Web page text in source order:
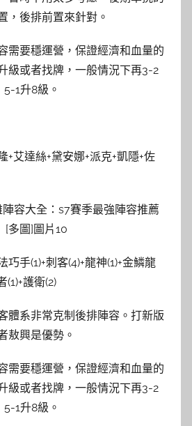
，後排前置來針對。
需要穩運營，保證經濟和血量的
級或者找牌，一般情況下再3-2
1升8級。
+艾達絲+黛安娜+派克+凱隱+佐
巧手(1)+刺客(4)+龍神(1)+金鱗龍
(1)+護衛(2)
體系非常克制後排陣容。打新版
敖興是優勢。
需要穩運營，保證經濟和血量的
級或者找牌，一般情況下再3-2
1升8級。